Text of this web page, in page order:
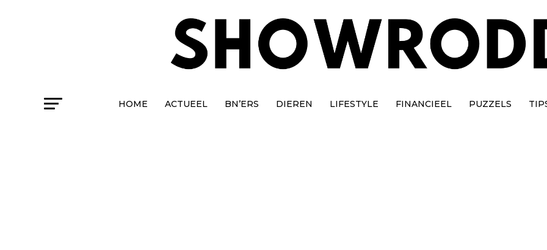
HOME ACTUEEL BN’ERS DIEREN LIFESTYLE FINANCIEEL PUZZELS